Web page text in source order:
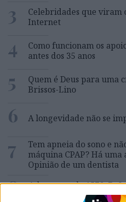
3
Celebridades que viram
Internet
4
Como funcionam os
antes dos 35 anos
5
Quem é Deus para uma
Brissos-Lino
6 A longevidade não se
7
Tem apneia do sono e
máquina CPAP? Há
Opinião de um dentista
8
4 de agosto de 1578. D.
complexa dos símbolos